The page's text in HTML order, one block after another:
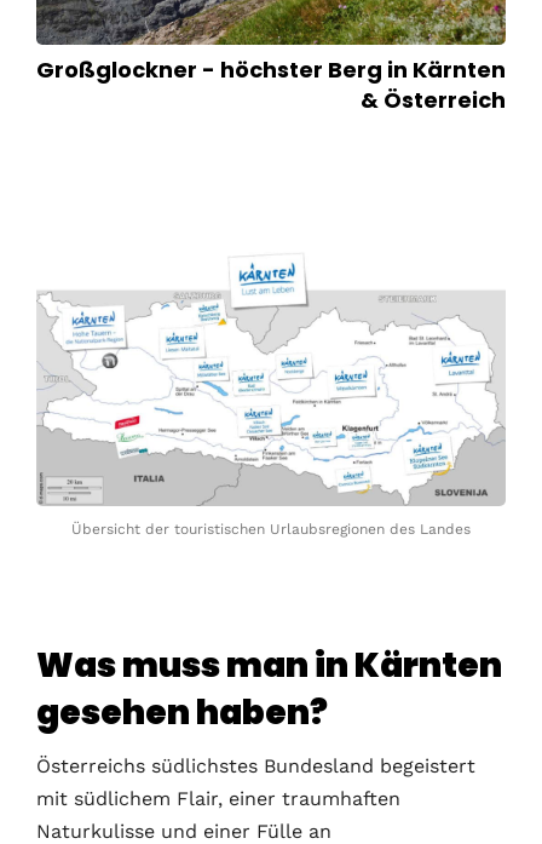
Großglockner - höchster Berg in Kärnten
& Österreich
Übersicht der touristischen Urlaubsregionen des Landes
Was muss man in Kärnten
gesehen haben?
Österreichs südlichstes Bundesland begeistert
mit südlichem Flair, einer traumhaften
Naturkulisse und einer Fülle an